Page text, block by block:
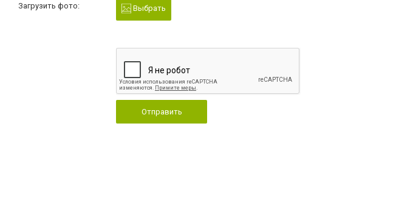
Загрузить фото: Выбрать
Отправить